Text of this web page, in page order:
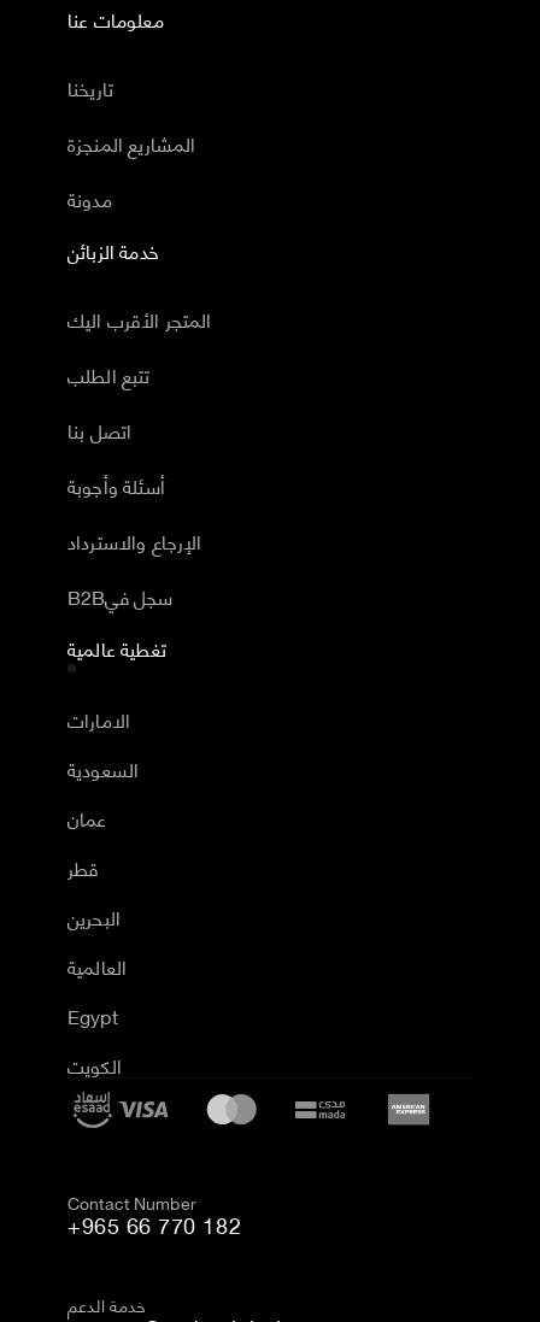
معلومات عنا
تاريخنا
المشاريع المنجزة
مدونة
خدمة الزبائن
المتجر الأقرب اليك
تتبع الطلب
اتصل بنا
أسئلة وأجوبة
الإرجاع والاسترداد
B2Bسجل في
تغطية عالمية
الامارات
السعودية
عمان
قطر
البحرين
العالمية
Egypt
الكويت
Contact Number
+965 66 770 182
خدمة الدعم